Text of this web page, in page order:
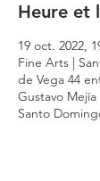
Heure et
19 oct. 2022,
Fine Arts |
de Vega 44
Gustavo
Santo